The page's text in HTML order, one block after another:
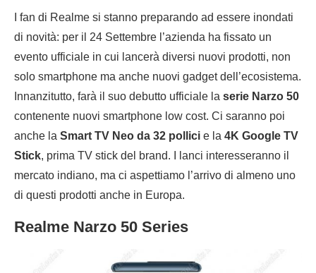
I fan di Realme si stanno preparando ad essere inondati
di novità: per il 24 Settembre l’azienda ha fissato un
evento ufficiale in cui lancerà diversi nuovi prodotti, non
solo smartphone ma anche nuovi gadget dell’ecosistema.
Innanzitutto, farà il suo debutto ufficiale la serie Narzo 50
contenente nuovi smartphone low cost. Ci saranno poi
anche la Smart TV Neo da 32 pollici e la 4K Google TV
Stick, prima TV stick del brand. I lanci interesseranno il
mercato indiano, ma ci aspettiamo l’arrivo di almeno uno
di questi prodotti anche in Europa.
Realme Narzo 50 Series